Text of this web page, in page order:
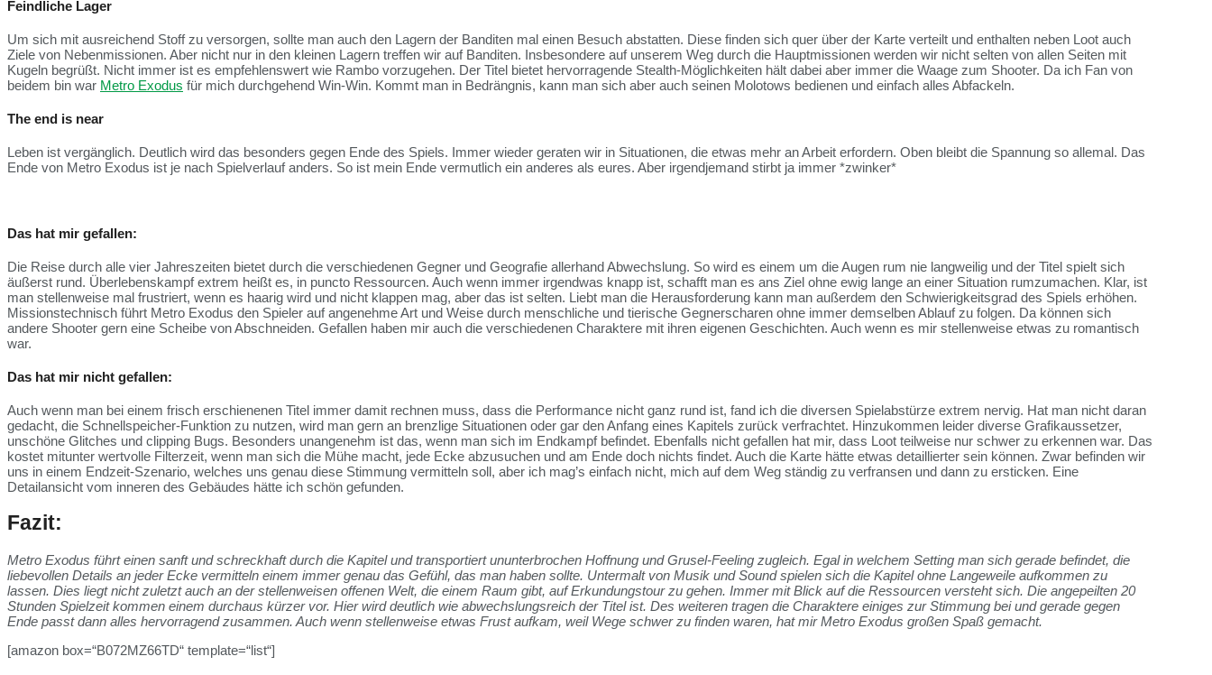
Feindliche Lager
Um sich mit ausreichend Stoff zu versorgen, sollte man auch den Lagern der Banditen mal einen Besuch abstatten. Diese finden sich quer über der Karte verteilt und enthalten neben Loot auch
Ziele von Nebenmissionen. Aber nicht nur in den kleinen Lagern treffen wir auf Banditen. Insbesondere auf unserem Weg durch die Hauptmissionen werden wir nicht selten von allen Seiten mit
Kugeln begrüßt. Nicht immer ist es empfehlenswert wie Rambo vorzugehen. Der Titel bietet hervorragende Stealth-Möglichkeiten hält dabei aber immer die Waage zum Shooter. Da ich Fan von
beidem bin war Metro Exodus für mich durchgehend Win-Win. Kommt man in Bedrängnis, kann man sich aber auch seinen Molotows bedienen und einfach alles Abfackeln.
The end is near
Leben ist vergänglich. Deutlich wird das besonders gegen Ende des Spiels. Immer wieder geraten wir in Situationen, die etwas mehr an Arbeit erfordern. Oben bleibt die Spannung so allemal. Das
Ende von Metro Exodus ist je nach Spielverlauf anders. So ist mein Ende vermutlich ein anderes als eures. Aber irgendjemand stirbt ja immer *zwinker*
Das hat mir gefallen:
Die Reise durch alle vier Jahreszeiten bietet durch die verschiedenen Gegner und Geografie allerhand Abwechslung. So wird es einem um die Augen rum nie langweilig und der Titel spielt sich
äußerst rund. Überlebenskampf extrem heißt es, in puncto Ressourcen. Auch wenn immer irgendwas knapp ist, schafft man es ans Ziel ohne ewig lange an einer Situation rumzumachen. Klar, ist
man stellenweise mal frustriert, wenn es haarig wird und nicht klappen mag, aber das ist selten. Liebt man die Herausforderung kann man außerdem den Schwierigkeitsgrad des Spiels erhöhen.
Missionstechnisch führt Metro Exodus den Spieler auf angenehme Art und Weise durch menschliche und tierische Gegnerscharen ohne immer demselben Ablauf zu folgen. Da können sich
andere Shooter gern eine Scheibe von Abschneiden. Gefallen haben mir auch die verschiedenen Charaktere mit ihren eigenen Geschichten. Auch wenn es mir stellenweise etwas zu romantisch
war.
Das hat mir nicht gefallen:
Auch wenn man bei einem frisch erschienenen Titel immer damit rechnen muss, dass die Performance nicht ganz rund ist, fand ich die diversen Spielabstürze extrem nervig. Hat man nicht daran
gedacht, die Schnellspeicher-Funktion zu nutzen, wird man gern an brenzlige Situationen oder gar den Anfang eines Kapitels zurück verfrachtet. Hinzukommen leider diverse Grafikaussetzer,
unschöne Glitches und clipping Bugs. Besonders unangenehm ist das, wenn man sich im Endkampf befindet. Ebenfalls nicht gefallen hat mir, dass Loot teilweise nur schwer zu erkennen war. Das
kostet mitunter wertvolle Filterzeit, wenn man sich die Mühe macht, jede Ecke abzusuchen und am Ende doch nichts findet. Auch die Karte hätte etwas detaillierter sein können. Zwar befinden wir
uns in einem Endzeit-Szenario, welches uns genau diese Stimmung vermitteln soll, aber ich mag’s einfach nicht, mich auf dem Weg ständig zu verfransen und dann zu ersticken. Eine
Detailansicht vom inneren des Gebäudes hätte ich schön gefunden.
Fazit:
Metro Exodus führt einen sanft und schreckhaft durch die Kapitel und transportiert ununterbrochen Hoffnung und Grusel-Feeling zugleich. Egal in welchem Setting man sich gerade befindet, die
liebevollen Details an jeder Ecke vermitteln einem immer genau das Gefühl, das man haben sollte. Untermalt von Musik und Sound spielen sich die Kapitel ohne Langeweile aufkommen zu
lassen. Dies liegt nicht zuletzt auch an der stellenweisen offenen Welt, die einem Raum gibt, auf Erkundungstour zu gehen. Immer mit Blick auf die Ressourcen versteht sich. Die angepeilten 20
Stunden Spielzeit kommen einem durchaus kürzer vor. Hier wird deutlich wie abwechslungsreich der Titel ist. Des weiteren tragen die Charaktere einiges zur Stimmung bei und gerade gegen
Ende passt dann alles hervorragend zusammen. Auch wenn stellenweise etwas Frust aufkam, weil Wege schwer zu finden waren, hat mir Metro Exodus großen Spaß gemacht.
[amazon box=“B072MZ66TD“ template=“list“]